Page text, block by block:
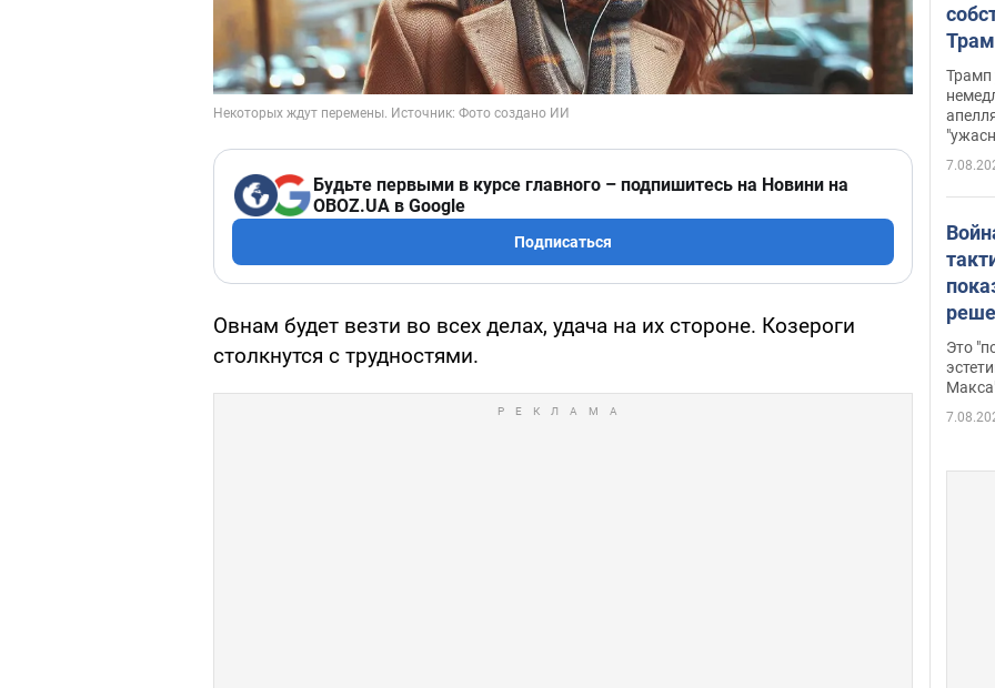
Будьте первыми в курсе главного – подпишитесь на Новини на
OBOZ.UA в Google
Подписаться
Овнам будет везти во всех делах, удача на их стороне. Козероги
столкнутся с трудностями.
Трамп
Это